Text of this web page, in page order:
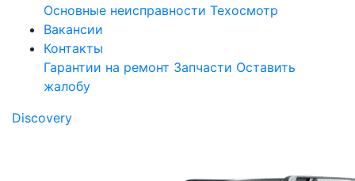
Основные неисправности Техосмотр
Вакансии
Контакты
Гарантии на ремонт Запчасти Оставить
жалобу
Discovery